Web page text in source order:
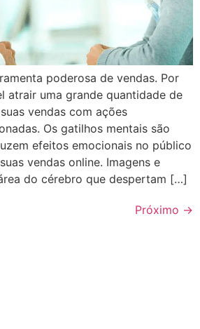
poderosa de vendas. Por
atrair uma grande quantidade de
vendas com ações
Os gatilhos mentais são
efeitos emocionais no público
vendas online. Imagens e
do cérebro que despertam […]
Próximo →